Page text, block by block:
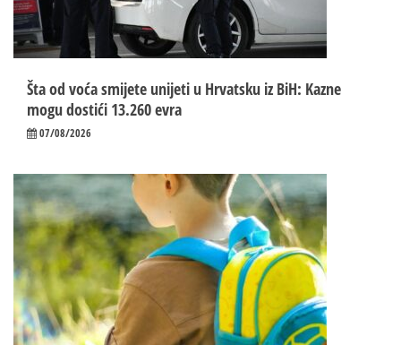
Šta od voća smijete unijeti u Hrvatsku iz BiH: Kazne
mogu dostići 13.260 evra
07/08/2026